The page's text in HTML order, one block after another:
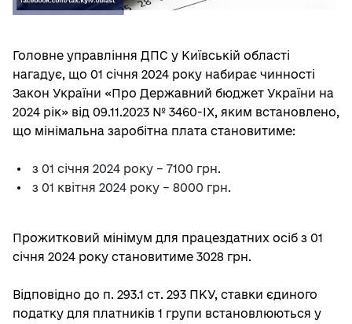
Головне управління ДПС у Київській області
нагадує, що 01 січня 2024 року набирає чинності
Закон України «Про Державний бюджет України на
2024 рік» від 09.11.2023 № 3460-ІХ, яким встановлено,
що мінімальна заробітна плата становитиме:
з 01 січня 2024 року – 7100 грн.
з 01 квітня 2024 року – 8000 грн.
Прожитковий мінімум для працездатних осіб з 01
січня 2024 року становитиме 3028 грн.
Відповідно до п. 293.1 ст. 293 ПКУ, ставки єдиного
податку для платників 1 групи встановлюються у